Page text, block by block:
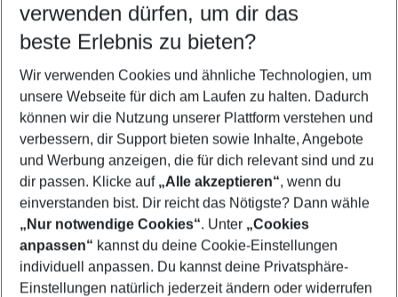
Wähle deinen Reisezeitraum
5-8 Nächte
2 Erwachsene Keine Kinder
Mehr Filter anzeigen
Footer
Footer navigation
Über uns
verwenden dürfen, um dir das
beste Erlebnis zu bieten?
Wir verwenden Cookies und ähnliche Technologien, um
unsere Webseite für dich am Laufen zu halten. Dadurch
können wir die Nutzung unserer Plattform verstehen und
verbessern, dir Support bieten sowie Inhalte, Angebote
und Werbung anzeigen, die für dich relevant sind und zu
dir passen. Klicke auf „Alle akzeptieren“, wenn du
einverstanden bist. Dir reicht das Nötigste? Dann wähle
„Nur notwendige Cookies“. Unter „Cookies
anpassen“ kannst du deine Cookie-Einstellungen
individuell anpassen. Du kannst deine Privatsphäre-
Einstellungen natürlich jederzeit ändern oder widerrufen